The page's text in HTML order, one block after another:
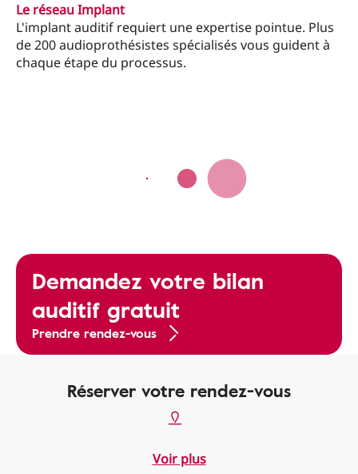
Le réseau Implant
L'implant auditif requiert une expertise pointue. Plus
de 200 audioprothésistes spécialisés vous guident à
chaque étape du processus.
Demandez votre bilan
auditif gratuit
Prendre rendez-vous
Réserver votre rendez-vous
Voir plus